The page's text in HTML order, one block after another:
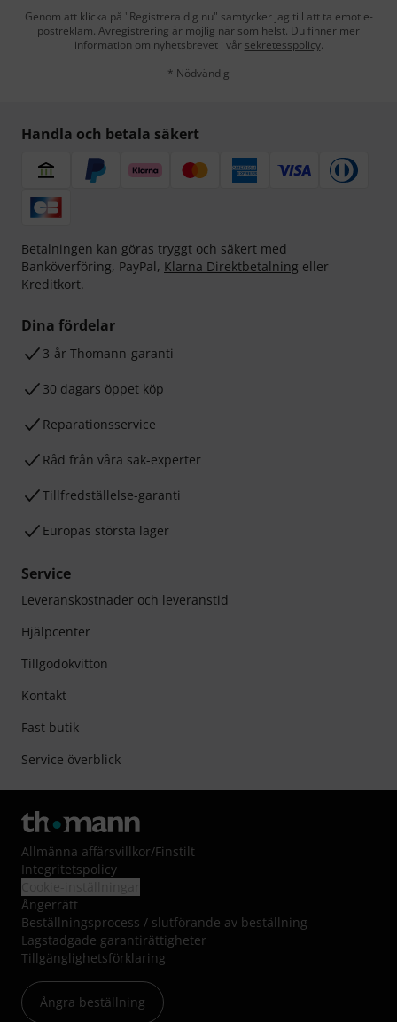
Genom att klicka på "Registrera dig nu" samtycker jag till att ta emot e-
postreklam. Avregistrering är möjlig när som helst. Du finner mer
information om nyhetsbrevet i vår sekretesspolicy.
* Nödvändig
Handla och betala säkert
Betalningen kan göras tryggt och säkert med
Banköverföring, PayPal, Klarna Direktbetalning eller
Kreditkort.
Dina fördelar
3-år Thomann-garanti
30 dagars öppet köp
Reparationsservice
Råd från våra sak-experter
Tillfredställelse-garanti
Europas största lager
Service
Leveranskostnader och leveranstid
Hjälpcenter
Tillgodokvitton
Kontakt
Fast butik
Service överblick
Allmänna affärsvillkor/Finstilt
Integritetspolicy
Ångerrätt
Beställningsprocess / slutförande av beställning
Lagstadgade garantirättigheter
Tillgänglighetsförklaring
Ångra beställning